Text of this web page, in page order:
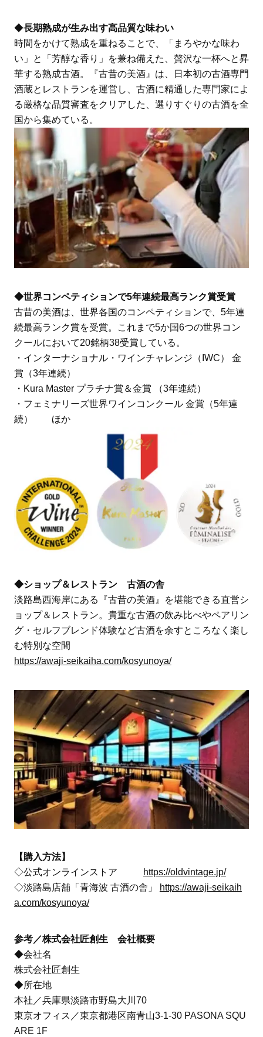
◆長期熟成が生み出す高品質な味わい
時間をかけて熟成を重ねることで、「まろやかな味わ
い」と「芳醇な香り」を兼ね備えた、贅沢な一杯へと昇
華する熟成古酒。『古昔の美酒』は、日本初の古酒専門
酒蔵とレストランを運営し、古酒に精通した専門家によ
る厳格な品質審査をクリアした、選りすぐりの古酒を全
国から集めている。
◆世界コンペティションで5年連続最高ランク賞受賞
古昔の美酒は、世界各国のコンペティションで、5年連
続最高ランク賞を受賞。これまで5か国6つの世界コン
クールにおいて20銘柄38受賞している。
・インターナショナル・ワインチャレンジ（IWC） 金
賞（3年連続）
・Kura Master プラチナ賞＆金賞 （3年連続）
・フェミナリーズ世界ワインコンクール 金賞（5年連
続） ほか
◆ショップ＆レストラン 古酒の舎
淡路島西海岸にある『古昔の美酒』を堪能できる直営シ
ョップ＆レストラン。貴重な古酒の飲み比べやペアリン
グ・セルフブレンド体験など古酒を余すところなく楽し
む特別な空間
https://awaji-seikaiha.com/kosyunoya/
【購入方法】
◇公式オンラインストア
https://oldvintage.jp/
◇淡路島店舗「青海波 古酒の舎」
https://awaji-seikaih
a.com/kosyunoya/
参考／株式会社匠創生 会社概要
◆会社名
株式会社匠創生
◆所在地
本社／兵庫県淡路市野島大川70
東京オフィス／東京都港区南青山3-1-30 PASONA SQU
ARE 1F